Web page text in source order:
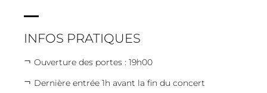
INFOS PRATIQUES
Ouverture des portes : 19h00
Dernière entrée 1h avant la fin du concert